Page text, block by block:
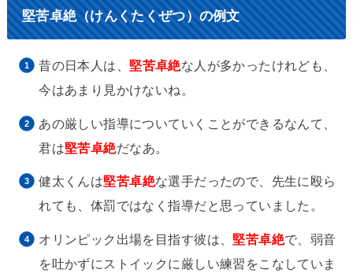
堅苦卓絶（けんくたくぜつ）の例文
昔の日本人は、堅苦卓絶な人が多かったけれども、
今はあまり見かけないね。
あの厳しい指導についていくことができるなんて、
君は堅苦卓絶だなあ。
健太くんは堅苦卓絶な選手だったので、先生に殴ら
れても、体罰ではなく指導だと思っていました。
オリンピック出場を目指す彼は、堅苦卓絶で、弱音
を吐かずにストイックに厳しい練習をこなしていま